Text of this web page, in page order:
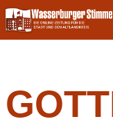
Skip
to
content